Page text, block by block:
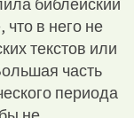
что в него не
текстов или
часть
периода